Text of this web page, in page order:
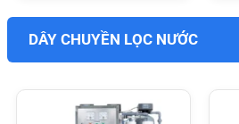
DÂY CHUYỀN LỌC NƯỚC